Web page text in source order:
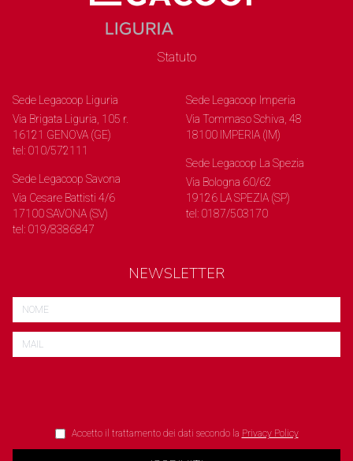
Statuto
Sede Legacoop Liguria
Via Brigata Liguria, 105 r.
16121 GENOVA (GE)
tel: 010/572111
Sede Legacoop Savona
Via Cesare Battisti 4/6
17100 SAVONA (SV)
tel: 019/8386847
Sede Legacoop Imperia
Via Tommaso Schiva, 48
18100 IMPERIA (IM)
Sede Legacoop La Spezia
Via Bologna 60/62
19126 LA SPEZIA (SP)
tel: 0187/503170
NEWSLETTER
Accetto il trattamento dei dati secondo la Privacy Policy